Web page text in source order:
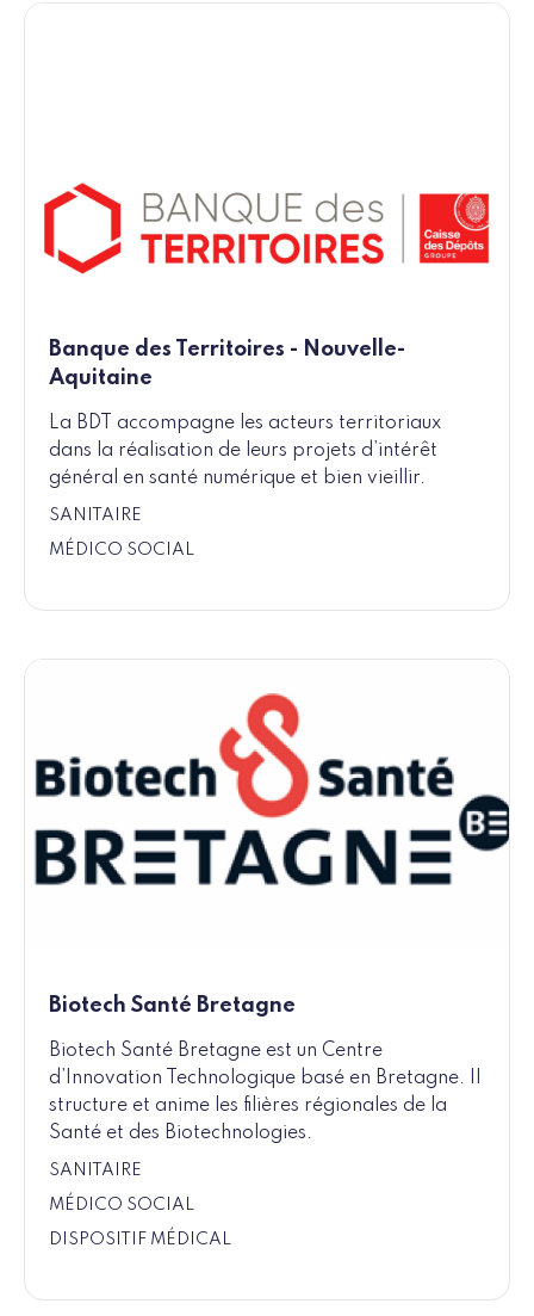
Banque des Territoires - Nouvelle-
Aquitaine
La BDT accompagne les acteurs territoriaux
dans la réalisation de leurs projets d’intérêt
général en santé numérique et bien vieillir.
SANITAIRE
MÉDICO SOCIAL
Biotech Santé Bretagne
Biotech Santé Bretagne est un Centre
d’Innovation Technologique basé en Bretagne. Il
structure et anime les filières régionales de la
Santé et des Biotechnologies.
SANITAIRE
MÉDICO SOCIAL
DISPOSITIF MÉDICAL